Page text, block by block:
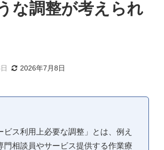
な調整が考えられ
2026年7月8日
ス利用上必要な調整」とは、例え
相談員やサービス提供する作業療